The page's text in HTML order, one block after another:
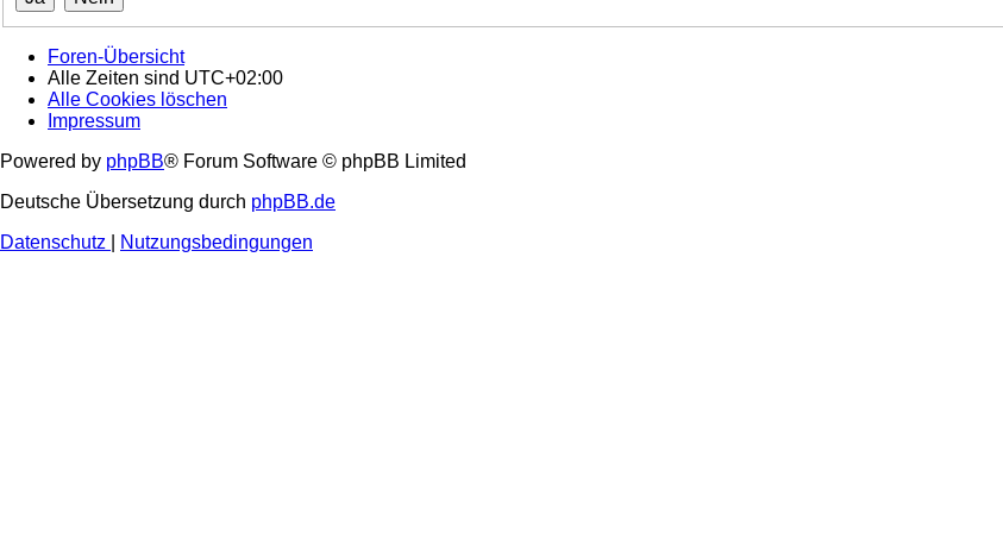
Foren-Übersicht
Alle Zeiten sind UTC+02:00
Alle Cookies löschen
Impressum
Powered by phpBB® Forum Software © phpBB Limited
Deutsche Übersetzung durch phpBB.de
Datenschutz
Nutzungsbedingungen